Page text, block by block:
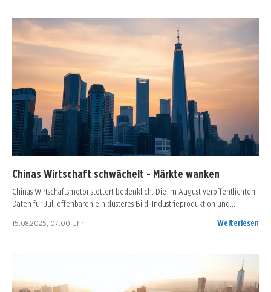
Chinas Wirtschaft schwächelt - Märkte wanken
Chinas Wirtschaftsmotor stottert bedenklich. Die im August veröffentlichten
Daten für Juli offenbaren ein düsteres Bild: Industrieproduktion und…
15.08.2025, 07:00 Uhr Weiterlesen